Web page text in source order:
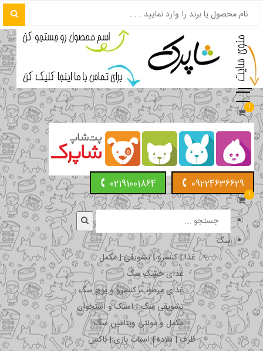
1
09224636629
02191001864
1
سگ
غذا | کنسرو | تشویقی | مکمل
غذای خشک سگ
غذای مرطوب، کنسرو و پوچ سگ
تشویقی سگ | اسنک و استخوان
مکمل و مولتی ویتامین سگ
ظرف | قلاده | اسباب بازی | باکس